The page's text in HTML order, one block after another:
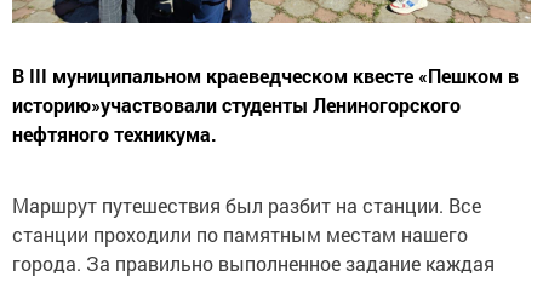
В III муниципальном краеведческом квесте «Пешком в
историю»участвовали студенты Лениногорского
нефтяного техникума.
Маршрут путешествия был разбит на станции. Все
станции проходили по памятным местам нашего
города. За правильно выполненное задание каждая